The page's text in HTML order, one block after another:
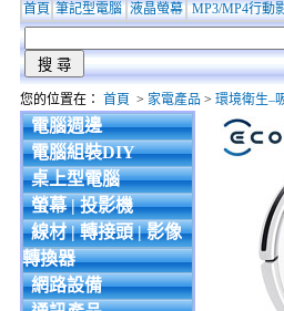
首頁 筆記型電腦 液晶螢幕 MP3/MP4行動
您的位置在： 首頁 > 家電產品 > 環境衛生–
電腦週邊
電腦組裝DIY
桌上型電腦
螢幕 | 投影機
線材 | 轉接頭 | 影像
轉換器
網路設備